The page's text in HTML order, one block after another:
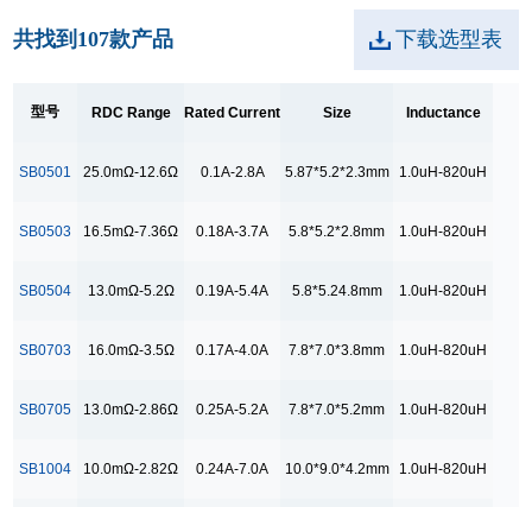
0.5mΩ-8.0mΩ
0.6mΩ
0.8mΩ-5.0mΩ
0.96-34.0
1.0mΩ-10.0mΩ
共找到 107款产品 下载选型表
型号 RDC Range Rated Current Size Inductance
SB0501 25.0mΩ-12.6Ω 0.1A-2.8A 5.87*5.2*2.3mm 1.0uH-820uH
SB0503 16.5mΩ-7.36Ω 0.18A-3.7A 5.8*5.2*2.8mm 1.0uH-820uH
SB0504 13.0mΩ-5.2Ω 0.19A-5.4A 5.8*5.24.8mm 1.0uH-820uH
SB0703 16.0mΩ-3.5Ω 0.17A-4.0A 7.8*7.0*3.8mm 1.0uH-820uH
SB0705 13.0mΩ-2.86Ω 0.25A-5.2A 7.8*7.0*5.2mm 1.0uH-820uH
SB1004 10.0mΩ-2.82Ω 0.24A-7.0A 10.0*9.0*4.2mm 1.0uH-820uH